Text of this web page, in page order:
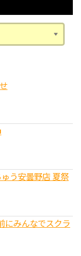
う安曇野店 夏祭
にみんなでスクラ